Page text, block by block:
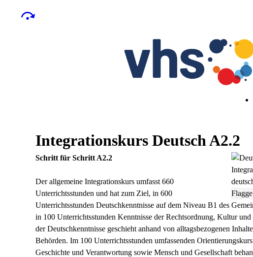
Integrationskurs Deutsch A2.2
Schritt für Schritt A2.2
Der allgemeine Integrationskurs umfasst 660
Unterrichtsstunden und hat zum Ziel, in 600
Unterrichtsstunden Deutschkenntnisse auf dem Niveau B1 des
in 100 Unterrichtsstunden Kenntnisse der Rechtsordnung, Kultur
der Deutschkenntnisse geschieht anhand von alltagsbezogenen
Behörden. Im 100 Unterrichtsstunden umfassenden
Geschichte und Verantwortung sowie Mensch und Gesellschaft